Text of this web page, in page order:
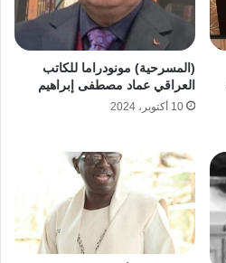
(المسرحية) مونودراما للكاتب
العراقي عماد مصطفى إبراهيم
10 أكتوبر، 2024